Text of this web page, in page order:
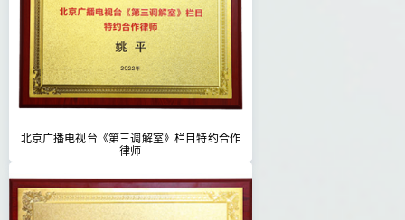
北京广播电视台《第三调解室》栏目特约合作
律师